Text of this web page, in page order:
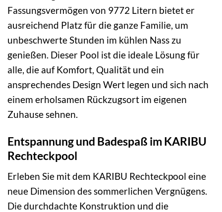
Fassungsvermögen von 9772 Litern bietet er
ausreichend Platz für die ganze Familie, um
unbeschwerte Stunden im kühlen Nass zu
genießen. Dieser Pool ist die ideale Lösung für
alle, die auf Komfort, Qualität und ein
ansprechendes Design Wert legen und sich nach
einem erholsamen Rückzugsort im eigenen
Zuhause sehnen.
Entspannung und Badespaß im KARIBU
Rechteckpool
Erleben Sie mit dem KARIBU Rechteckpool eine
neue Dimension des sommerlichen Vergnügens.
Die durchdachte Konstruktion und die